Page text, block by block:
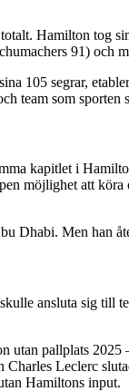
Hamilton tog
91) och
105 segrar,
team som sporten
kapitlet i
möjlighet att
Dhabi. Men han
ansluta sig
utan pallplats
Charles Leclerc
Hamiltons input.